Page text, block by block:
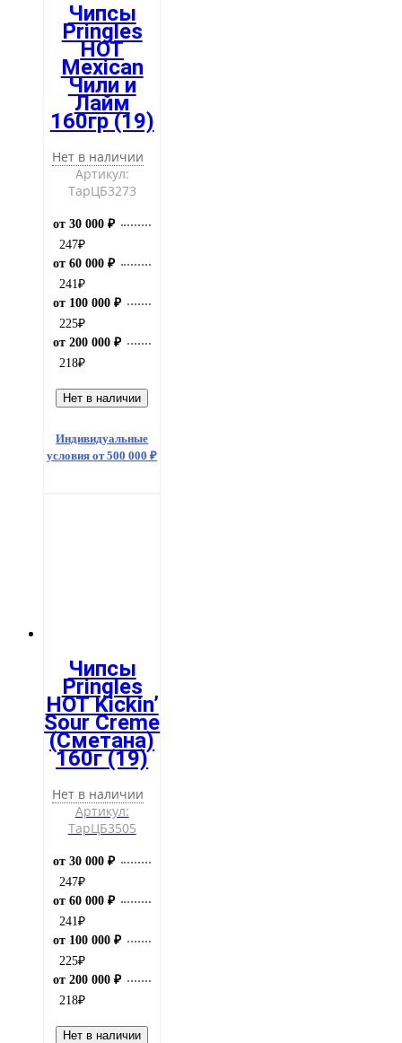
Чипсы
Pringles
HOT
Mexican
Чили и
Лайм
160гр (19)
Нет в наличии
Артикул:
ТарЦБ3273
от 30 000 ₽
247₽
от 60 000 ₽
241₽
от 100 000 ₽
225₽
от 200 000 ₽
218₽
Нет в наличии
Индивидуальные
условия от 500 000 ₽
Чипсы
Pringles
HOT Kickin’
Sour Creme
(Сметана)
160г (19)
Нет в наличии
Артикул:
ТарЦБ3505
от 30 000 ₽
247₽
от 60 000 ₽
241 ₽
от 100 000 ₽
225₽
от 200 000 ₽
218₽
Нет в наличии